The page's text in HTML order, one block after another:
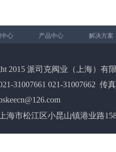
中心 产品中心 解决方案
2015 派司克阀业（上海）有
31007661 021-31007662 传
海市松江区小昆山镇港业路